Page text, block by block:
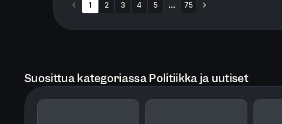
1 2 3 4 5 75
Suosittua kategoriassa Politiikka ja uutiset